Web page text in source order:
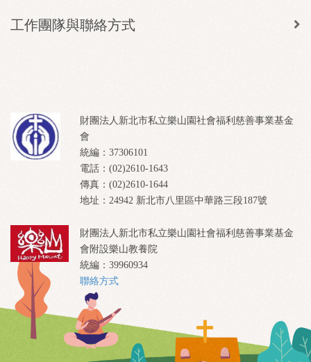
工作團隊與聯絡方式
財團法人新北市私立樂山園社會福利慈善事業基金
會
統編：37306101
電話：(02)2610-1643
傳真：(02)2610-1644
地址：24942 新北市八里區中華路三段187號
財團法人新北市私立樂山園社會福利慈善事業基金
會附設樂山教養院
統編：39960934
聯絡方式